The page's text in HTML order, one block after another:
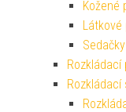
Kožené
Látkové
Rozkládací
Rozkládací